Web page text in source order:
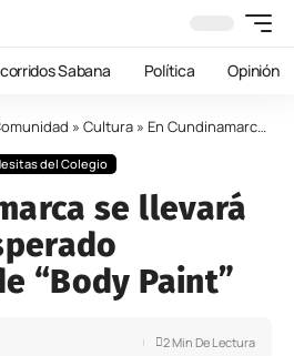
Sabana Política Opinión
» Cultura » En Cundinamarca se llevará a cabo el esperado encuentro de “Body Paint”
del Colegio
se llevará
“Body Paint”
2 Min De Lectura